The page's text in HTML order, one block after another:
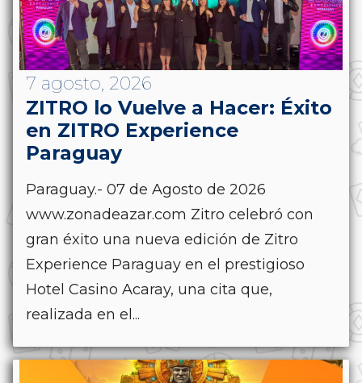
7 agosto, 2026
ZITRO lo Vuelve a Hacer: Éxito
en ZITRO Experience
Paraguay
Paraguay.- 07 de Agosto de 2026
www.zonadeazar.com Zitro celebró con
gran éxito una nueva edición de Zitro
Experience Paraguay en el prestigioso
Hotel Casino Acaray, una cita que,
realizada en el...